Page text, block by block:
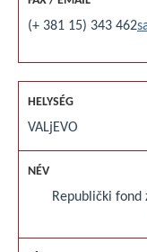
(+ 381 15) 343 462
VALjEVO
Republički fond